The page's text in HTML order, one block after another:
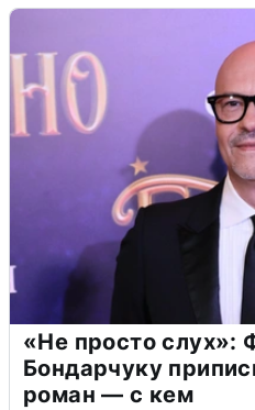
«Не просто слух»:
Бондарчуку
роман — с кем